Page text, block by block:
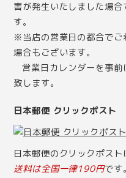
害が発生いたしました場
す。
※当店の営業日の都合でご
場合もございます。
営業日カレンダーを事前
致します。
日本郵便 クリックポスト
日本郵便のクリックポスト
送料は全国一律190円です。